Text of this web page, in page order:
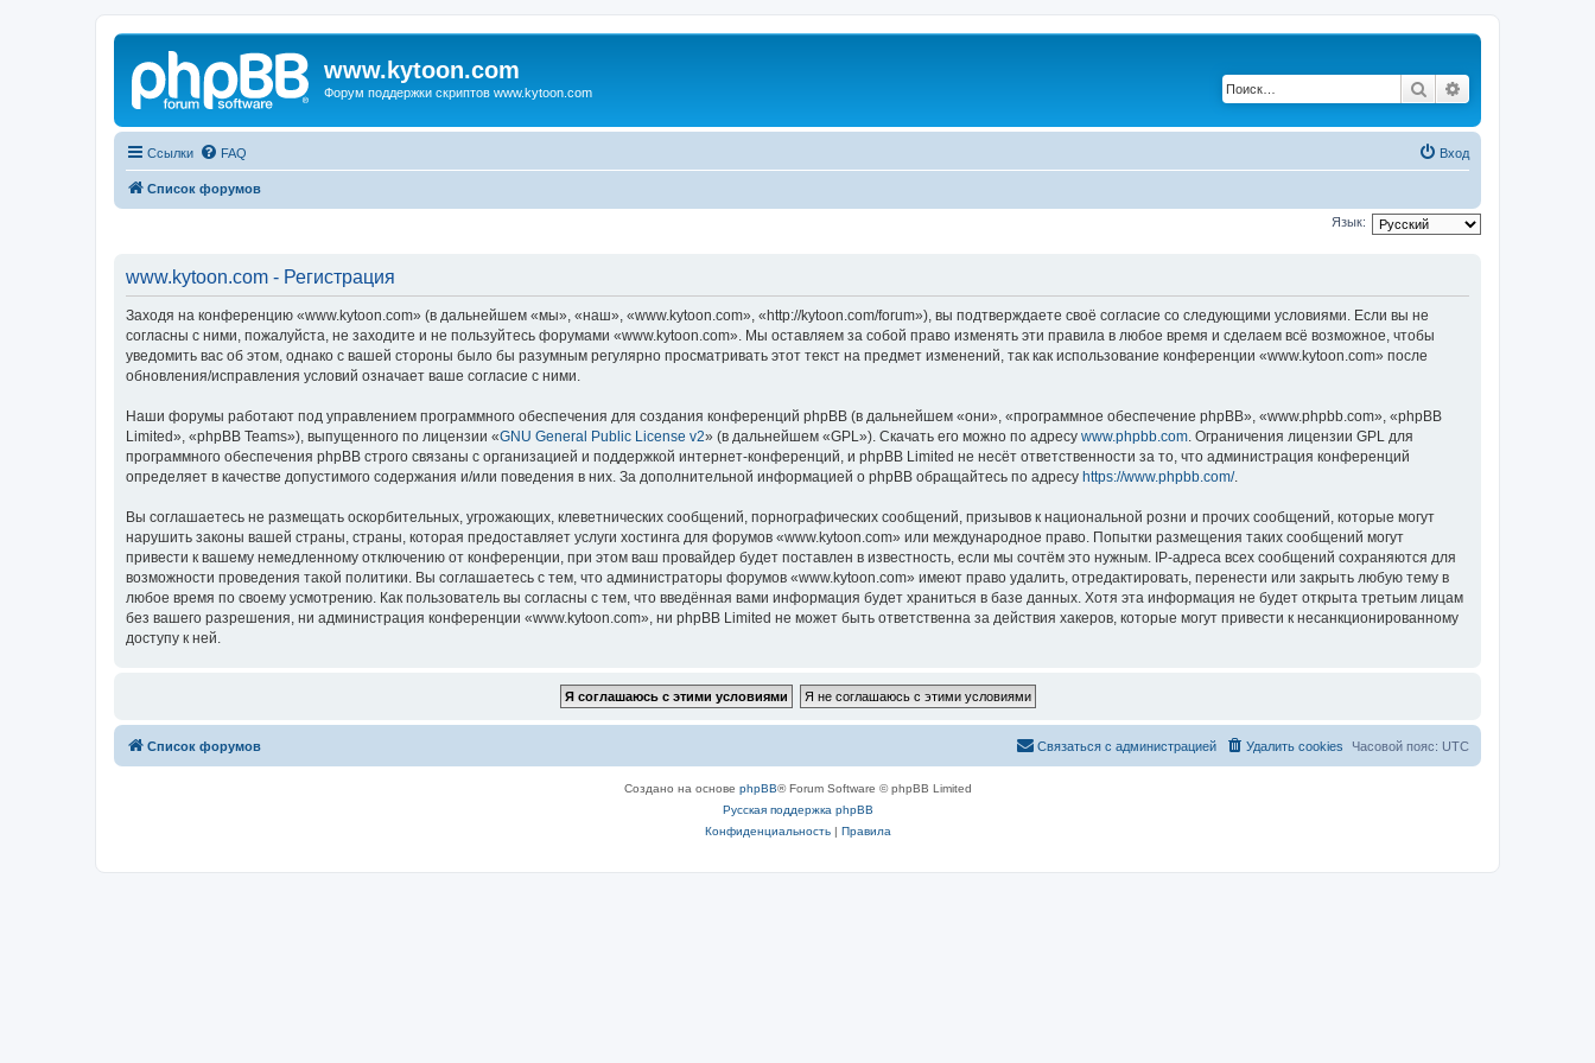
www.kytoon.com
Форум поддержки скриптов www.kytoon.com Поиск
Ссылки FAQ Вход
Список форумов
Язык:
www.kytoon.com - Регистрация
Заходя на конференцию «www.kytoon.com» (в дальнейшем «мы», «наш», «www.kytoon.com», «http://kytoon.com/forum»), вы подтверждаете своё согласие со следующими условиями. Если вы не
согласны с ними, пожалуйста, не заходите и не пользуйтесь форумами «www.kytoon.com». Мы оставляем за собой право изменять эти правила в любое время и сделаем всё возможное, чтобы
уведомить вас об этом, однако с вашей стороны было бы разумным регулярно просматривать этот текст на предмет изменений, так как использование конференции «www.kytoon.com» после
обновления/исправления условий означает ваше согласие с ними.
Наши форумы работают под управлением программного обеспечения для создания конференций phpBB (в дальнейшем «они», «программное обеспечение phpBB», «www.phpbb.com», «phpBB
Limited», «phpBB Teams»), выпущенного по лицензии «GNU General Public License v2» (в дальнейшем «GPL»). Скачать его можно по адресу www.phpbb.com. Ограничения лицензии GPL для
программного обеспечения phpBB строго связаны с организацией и поддержкой интернет-конференций, и phpBB Limited не несёт ответственности за то, что администрация конференций
определяет в качестве допустимого содержания и/или поведения в них. За дополнительной информацией о phpBB обращайтесь по адресу https://www.phpbb.com/.
Вы соглашаетесь не размещать оскорбительных, угрожающих, клеветнических сообщений, порнографических сообщений, призывов к национальной розни и прочих сообщений, которые могут
нарушить законы вашей страны, страны, которая предоставляет услуги хостинга для форумов «www.kytoon.com» или международное право. Попытки размещения таких сообщений могут
привести к вашему немедленному отключению от конференции, при этом ваш провайдер будет поставлен в известность, если мы сочтём это нужным. IP-адреса всех сообщений сохраняются для
возможности проведения такой политики. Вы соглашаетесь с тем, что администраторы форумов «www.kytoon.com» имеют право удалить, отредактировать, перенести или закрыть любую тему в
любое время по своему усмотрению. Как пользователь вы согласны с тем, что введённая вами информация будет храниться в базе данных. Хотя эта информация не будет открыта третьим лицам
без вашего разрешения, ни администрация конференции «www.kytoon.com», ни phpBB Limited не может быть ответственна за действия хакеров, которые могут привести к несанкционированному
доступу к ней.
Список форумов Часовой пояс: UTC
Удалить cookies
Связаться с администрацией
Создано на основе phpBB® Forum Software © phpBB Limited
Русская поддержка phpBB
Конфиденциальность| Правила